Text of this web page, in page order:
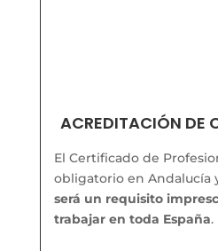
ACREDITACIÓN DE
El Certificado de
obligatorio en Andalucía
será un requisito
trabajar en toda España.